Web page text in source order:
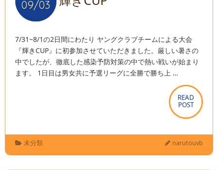
09/03
09/03
7/31~8/1の2日間にわたり ヤングクラブチームによる大会
『輝きCUP』に初参加させていただきました。厳しい暑さの
中でしたが、徹底した感染予防対策の中で熱い戦いが始まり
ます。 1日目は男女共に予選リーグに全勝で勝ち上 …
READ
POST
READ
POST
未分類 narutouvb